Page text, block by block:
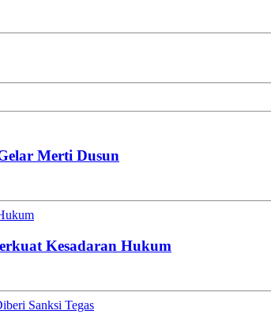
Merti Dusun
Kesadaran Hukum
Sanksi Tegas